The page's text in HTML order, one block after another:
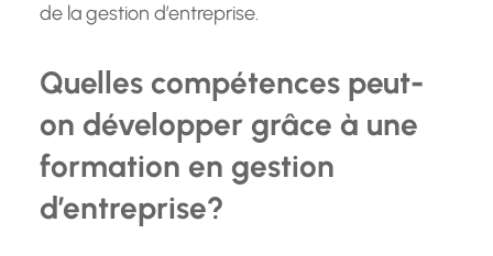
de la gestion d’entreprise.
Quelles compétences peut-
on développer grâce à une
formation en gestion
d’entreprise?